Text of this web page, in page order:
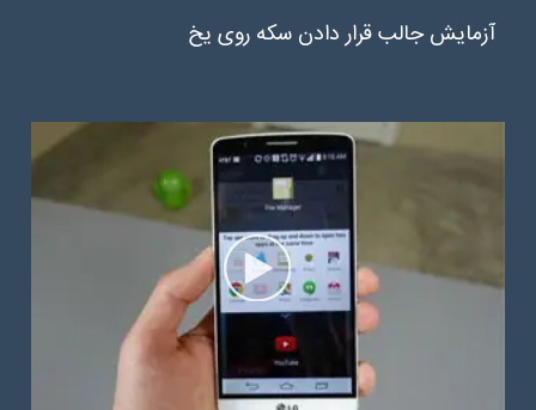
آزمایش جالب قرار دادن سکه روی یخ